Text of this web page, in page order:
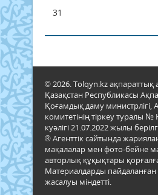
31
© 2026. Tolqyn.kz ақпараттық
Қазақстан Республикасы
Қоғамдық даму министрлігі,
комитетінің тіркеу туралы №
куәлігі 21.07.2022 жылы
® Агенттік сайтында
мақалалар мен фото-бейне
авторлық құқықтары
Материалдарды пайдаланған
жасалуы міндетті.